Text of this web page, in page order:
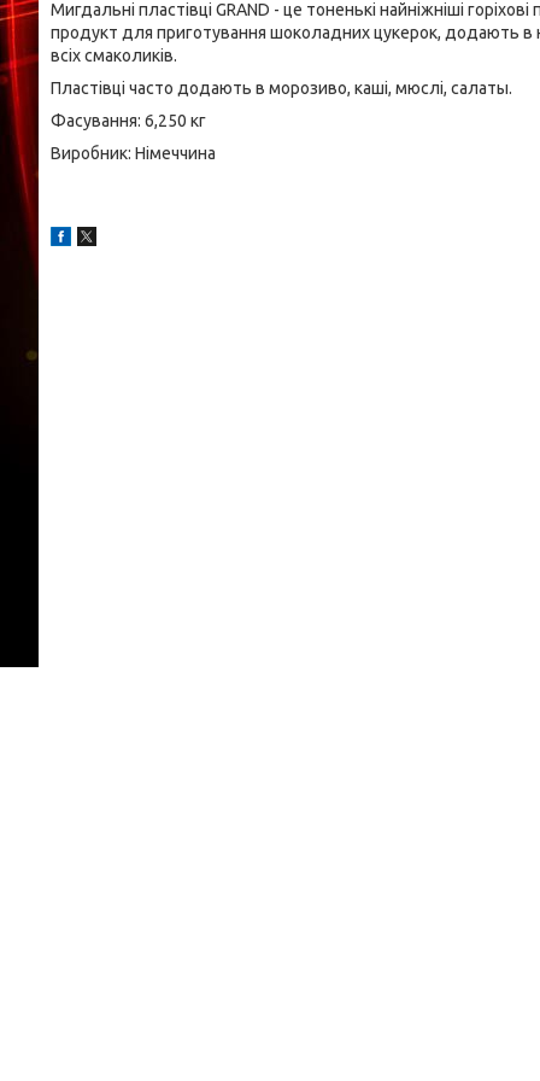
Мигдальні пластівці GRAND - це тоненькі найніжніші
продукт для приготування шоколадних цукерок, додають
всіх смаколиків.
Пластівці часто додають в морозиво, каші, мюслі, салаты.
Фасування: 6,250 кг
Виробник: Німеччина